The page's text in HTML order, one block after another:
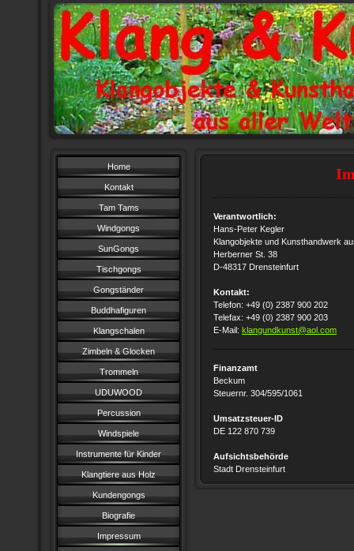
Home
Kontakt
Tam Tams
Windgongs
SunGongs
Tischgongs
Gongständer
Buddhafiguren
Klangschalen
Zimbeln & Glocken
Trommeln
UDUWOOD
Percussion
Windspiele
Instrumente für Kinder
Klangtiere aus Holz
Kundengongs
Biografie
Impressum
Verantwortlich:
Hans-Peter Kegler
Klangobjekte und Kunsthandwerk
Herberner St. 38
D-48317 Drensteinfurt
Kontakt:
Telefon: +49 (0) 2387 900 202
Telefax: +49 (0) 2387 900 203
E-Mail: klangundkunst@aol.com
Finanzamt
Beckum
Steuernr. 304/595/1061
Umsatzsteuer-ID
DE 122 870 739
Aufsichtsbehörde
Stadt Drensteinfurt